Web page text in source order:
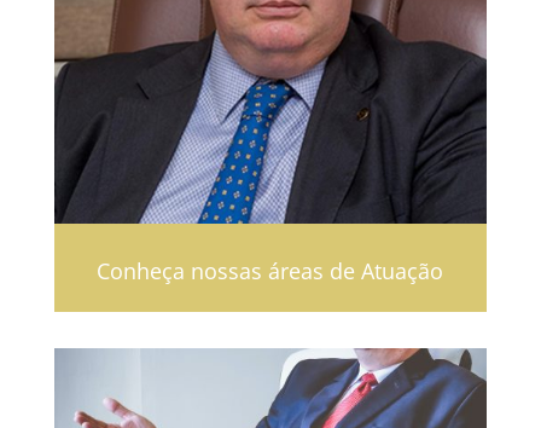
Conheça nossas áreas de Atuação